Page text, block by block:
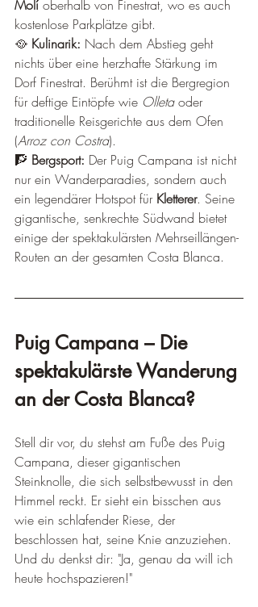
Molí oberhalb von Finestrat, wo es auch
kostenlose Parkplätze gibt.
🥘 Kulinarik: Nach dem Abstieg geht
nichts über eine herzhafte Stärkung im
Dorf Finestrat. Berühmt ist die Bergregion
für deftige Eintöpfe wie Olleta oder
traditionelle Reisgerichte aus dem Ofen
(Arroz con Costra).
🧗 Bergsport: Der Puig Campana ist nicht
nur ein Wanderparadies, sondern auch
ein legendärer Hotspot für Kletterer. Seine
gigantische, senkrechte Südwand bietet
einige der spektakulärsten Mehrseillängen-
Routen an der gesamten Costa Blanca.
Puig Campana – Die
spektakulärste Wanderung
an der Costa Blanca?
Stell dir vor, du stehst am Fuße des Puig
Campana, dieser gigantischen
Steinknolle, die sich selbstbewusst in den
Himmel reckt. Er sieht ein bisschen aus
wie ein schlafender Riese, der
beschlossen hat, seine Knie anzuziehen.
Und du denkst dir: "Ja, genau da will ich
heute hochspazieren!"